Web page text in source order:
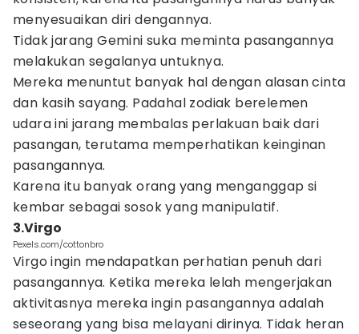
menyesuaikan diri dengannya.
Tidak jarang Gemini suka meminta pasangannya
melakukan segalanya untuknya.
Mereka menuntut banyak hal dengan alasan cinta
dan kasih sayang. Padahal zodiak berelemen
udara ini jarang membalas perlakuan baik dari
pasangan, terutama memperhatikan keinginan
pasangannya.
Karena itu banyak orang yang menganggap si
kembar sebagai sosok yang manipulatif.
3.Virgo
Pexels.com/cottonbro
Virgo ingin mendapatkan perhatian penuh dari
pasangannya. Ketika mereka lelah mengerjakan
aktivitasnya mereka ingin pasangannya adalah
seseorang yang bisa melayani dirinya. Tidak heran